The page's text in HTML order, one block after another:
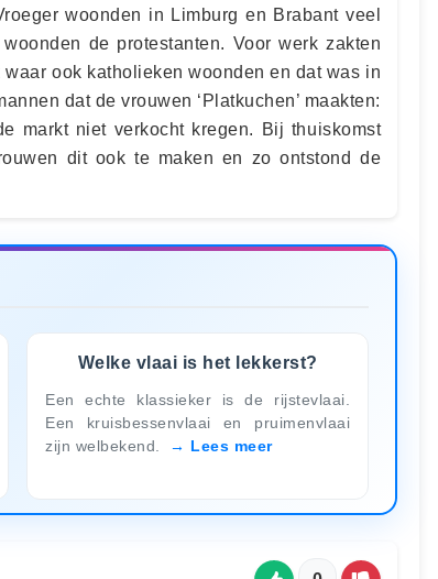
woonden in Limburg en Brabant veel
de protestanten. Voor werk zakten
ook katholieken woonden en dat was in
dat de vrouwen ‘Platkuchen’ maakten:
markt niet verkocht kregen. Bij thuiskomst
dit ook te maken en zo ontstond de
Welke vlaai is het lekkerst?
Een echte klas­sie­ker is de rijstevlaai.
Een kruis­bes­sen­vlaai en pruimenvlaai
zijn wel­be­kend.
Lees meer